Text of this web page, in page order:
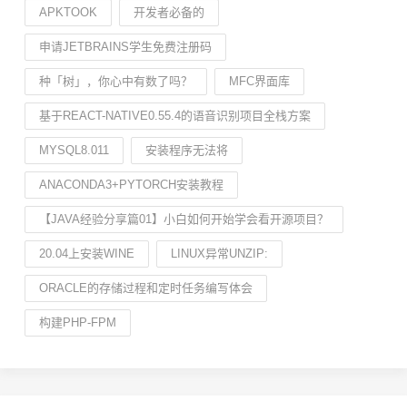
APKTOOK 开发者必备的
申请JETBRAINS学生免费注册码
种「树」，你心中有数了吗？ MFC界面库
基于REACT-NATIVE0.55.4的语音识别项目全栈方案
MYSQL8.011 安装程序无法将
ANACONDA3+PYTORCH安装教程
【JAVA经验分享篇01】小白如何开始学会看开源项目？
20.04上安装WINE LINUX异常UNZIP:
ORACLE的存储过程和定时任务编写体会
构建PHP-FPM